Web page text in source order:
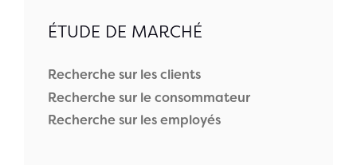
ÉTUDE DE MARCHÉ
Recherche sur les clients
Recherche sur le consommateur
Recherche sur les employés